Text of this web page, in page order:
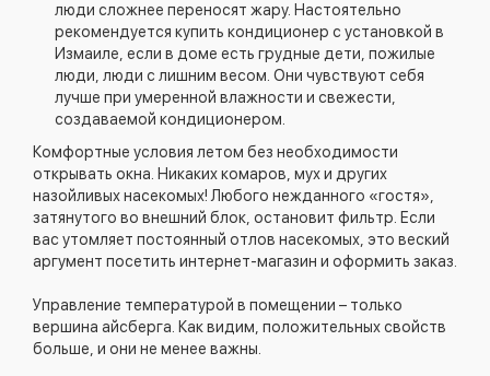
люди сложнее переносят жару. Настоятельно
рекомендуется купить кондиционер с установкой в
Измаиле, если в доме есть грудные дети, пожилые
люди, люди с лишним весом. Они чувствуют себя
лучше при умеренной влажности и свежести,
создаваемой кондиционером.
Комфортные условия летом без необходимости
открывать окна. Никаких комаров, мух и других
назойливых насекомых! Любого нежданного «гостя»,
затянутого во внешний блок, остановит фильтр. Если
вас утомляет постоянный отлов насекомых, это веский
аргумент посетить интернет-магазин и оформить заказ.
Управление температурой в помещении – только
вершина айсберга. Как видим, положительных свойств
больше, и они не менее важны.